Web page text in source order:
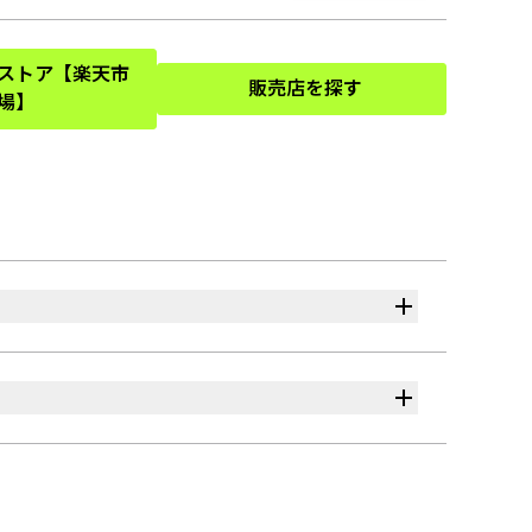
トア【楽天市
】
(Opens in a new tab)
販売店を探す
(Opens in a new tab)